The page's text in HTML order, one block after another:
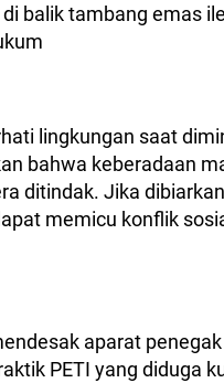
balik tambang emas
lingkungan saat
bahwa keberadaan
ditindak. Jika
memicu konflik
aparat
PETI yang diduga